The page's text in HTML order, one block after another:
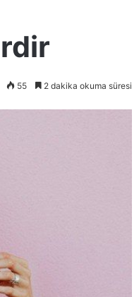
55 2 dakika okuma süresi